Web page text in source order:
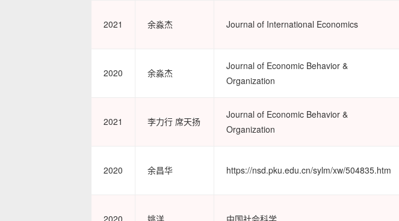
2021 余淼杰 Journal of International Economics
2020 余淼杰
Journal of Economic Behavior &
Organization
2021 李力行 席天扬
Journal of Economic Behavior &
Organization
2020 余昌华 https://nsd.pku.edu.cn/sylm/xw/504835.htm